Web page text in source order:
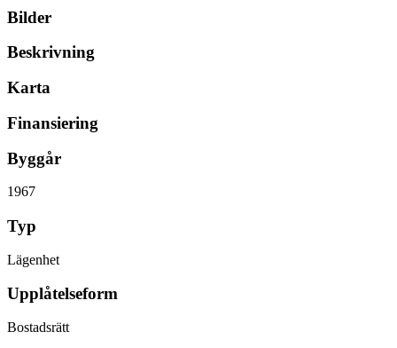
Bilder
Beskrivning
Karta
Finansiering
Byggår
1967
Typ
Lägenhet
Upplåtelseform
Bostadsrätt